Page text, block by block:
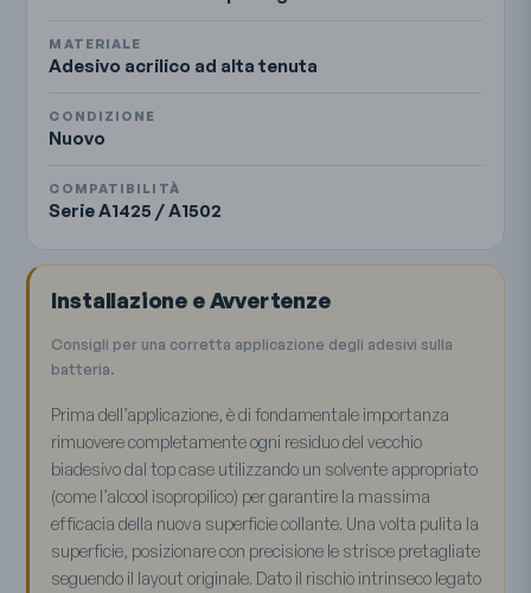
MATERIALE
Adesivo acrilico ad alta tenuta
CONDIZIONE
Nuovo
COMPATIBILITÀ
Serie A1425 / A1502
Installazione e Avvertenze
Consigli per una corretta applicazione degli adesivi sulla
batteria.
Prima dell’applicazione, è di fondamentale importanza
rimuovere completamente ogni residuo del vecchio
biadesivo dal top case utilizzando un solvente appropriato
(come l’alcool isopropilico) per garantire la massima
efficacia della nuova superficie collante. Una volta pulita la
superficie, posizionare con precisione le strisce pretagliate
seguendo il layout originale. Dato il rischio intrinseco legato